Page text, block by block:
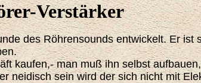
Verstärker
des Röhrensounds entwickelt. Er ist
kaufen,- man muß ihn selbst
neidisch sein wird der sich nicht mit